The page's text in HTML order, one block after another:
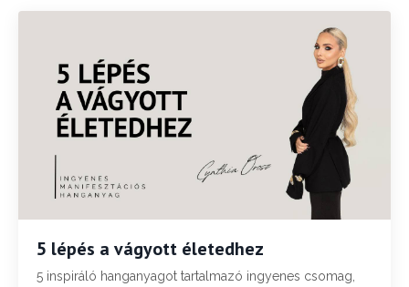
5 lépés a vágyott életedhez
5 inspiráló hanganyagot tartalmazó ingyenes csomag,